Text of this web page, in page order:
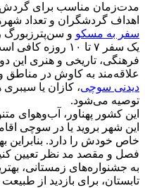
مدت‌زمان مناسب برای گردش
اهداف گردشگران و تعداد
سفر به مسکو و سن‌پترزبورگ
یک سفر ۷ تا ۱۰
فرهنگی، تاریخی و هنری این
علاقه‌مند به کاوش در مناطق
دیدنی سوچی
توصیه می‌شود.
این کشور پهناور، آب‌وهوای
این شهر بروید یا در سوچی
خاص خودش را دارد. بنابراین
فصل و مقصد مد نظر تعیین
به جشنواره‌های زمستانی،
تابستان، برای بازدید از